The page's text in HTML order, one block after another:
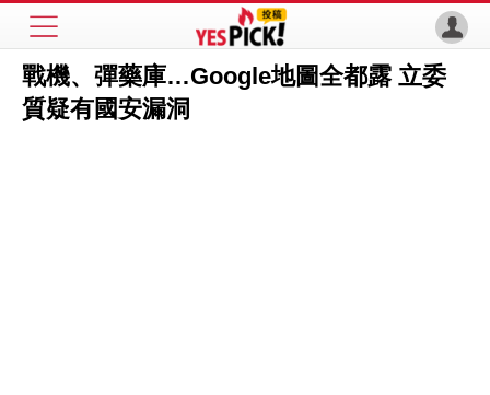
戰機、彈藥庫…Google地圖全都露 立委
質疑有國安漏洞